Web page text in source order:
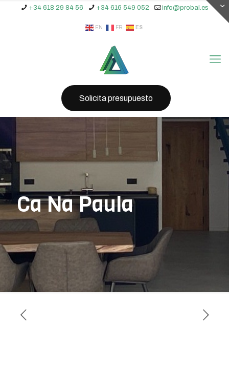
+34 618 29 84 56 +34 616 549 052 info@probal.es
EN FR ES
Solicita presupuesto
Ca Na Paula